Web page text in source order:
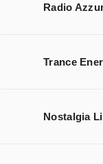
Radio
Trance
Nostalgia